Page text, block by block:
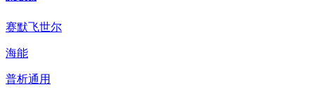
赛默飞世尔
海能
普析通用